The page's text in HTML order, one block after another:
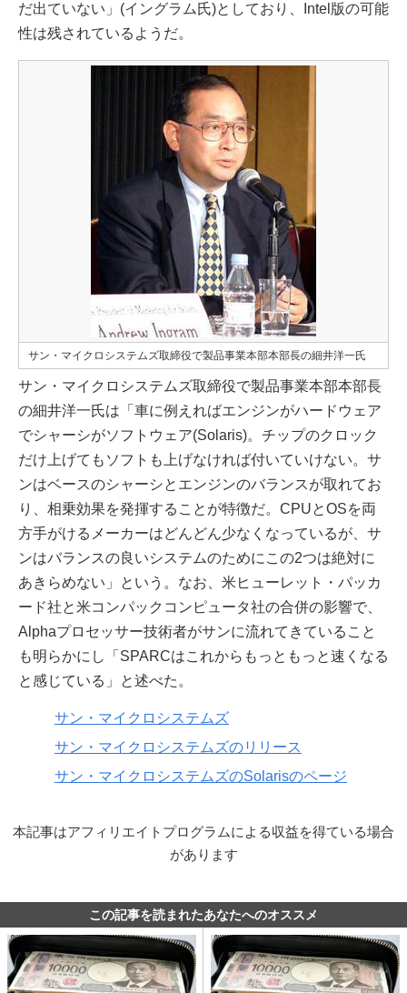
だ出ていない」(イングラム氏)としており、Intel版の可能
性は残されているようだ。
サン・マイクロシステムズ取締役で製品事業本部本部長の細井洋一氏
サン・マイクロシステムズ取締役で製品事業本部本部長
の細井洋一氏は「車に例えればエンジンがハードウェア
でシャーシがソフトウェア(Solaris)。チップのクロック
だけ上げてもソフトも上げなければ付いていけない。サ
ンはベースのシャーシとエンジンのバランスが取れてお
り、相乗効果を発揮することが特徴だ。CPUとOSを両
方手がけるメーカーはどんどん少なくなっているが、サ
ンはバランスの良いシステムのためにこの2つは絶対に
あきらめない」という。なお、米ヒューレット・パッカ
ード社と米コンパックコンピュータ社の合併の影響で、
Alphaプロセッサー技術者がサンに流れてきていること
も明らかにし「SPARCはこれからもっともっと速くなる
と感じている」と述べた。
サン・マイクロシステムズ
サン・マイクロシステムズのリリース
サン・マイクロシステムズのSolarisのページ
本記事はアフィリエイトプログラムによる収益を得ている場合
があります
この記事を読まれたあなたへのオススメ